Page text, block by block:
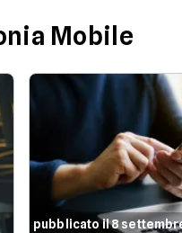
Mobile
pubblicato il 8